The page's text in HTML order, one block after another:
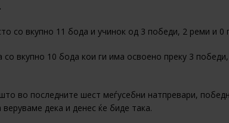
со вкупно 11 бода и учинок од 3 победи, 2 реми и 0
со вкупно 10 бода кои ги има освоено преку 3
во последните шест меѓусебни натпревари,
дека и денес ќе биде така.